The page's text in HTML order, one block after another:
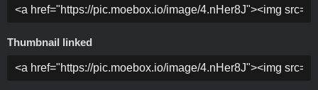
Thumbnail linked